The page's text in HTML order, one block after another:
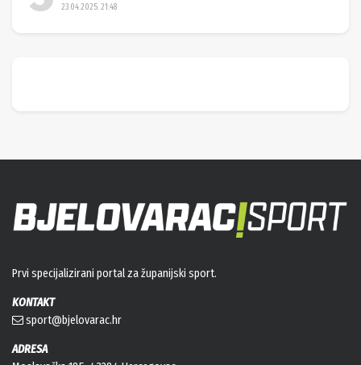
23.04.2025. 21:48
Prvi specijalizirani portal za županijski sport.
KONTAKT
sport@bjelovarac.hr
ADRESA